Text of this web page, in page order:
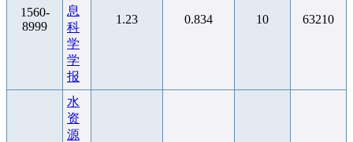
1560-
8999
息
科
学
学
报
1.23 0.834 10 63210
水
资
源